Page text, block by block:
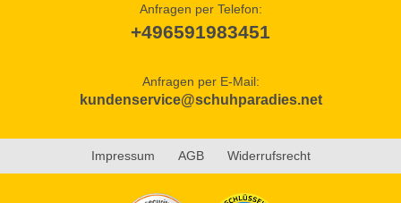
Anfragen per Telefon:
+496591983451
Anfragen per E-Mail:
kundenservice@schuhparadies.net
Impressum AGB Widerrufsrecht